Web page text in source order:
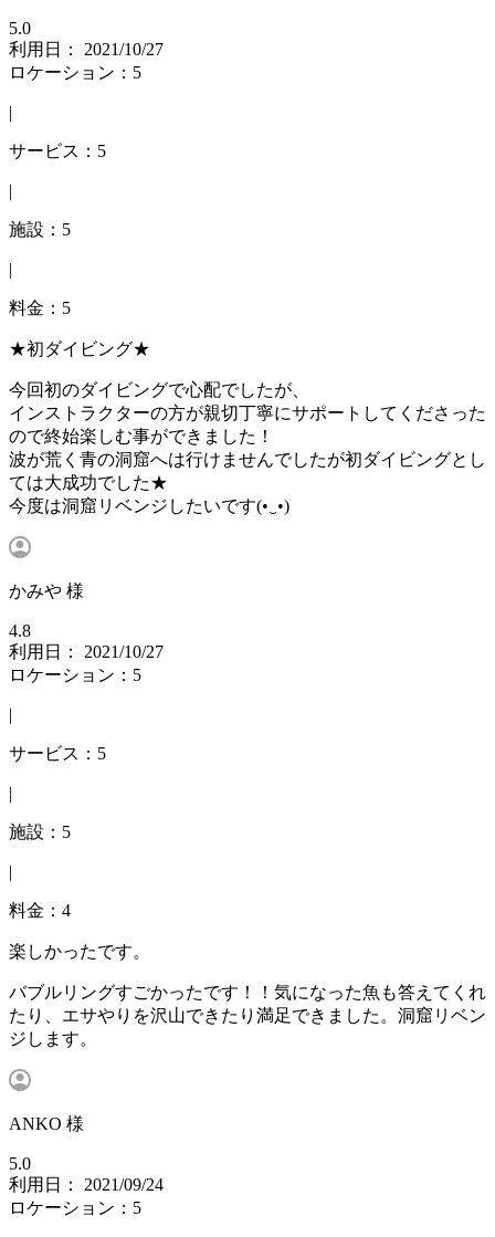
5.0
利用日： 2021/10/27
ロケーション：5
|
サービス：5
|
施設：5
|
料金：5
★初ダイビング★
今回初のダイビングで心配でしたが、
インストラクターの方が親切丁寧にサポートしてくださった
ので終始楽しむ事ができました！
波が荒く青の洞窟へは行けませんでしたが初ダイビングとし
ては大成功でした★
今度は洞窟リベンジしたいです(•‿•)
かみや 様
4.8
利用日： 2021/10/27
ロケーション：5
|
サービス：5
|
施設：5
|
料金：4
楽しかったです。
バブルリングすごかったです！！気になった魚も答えてくれ
たり、エサやりを沢山できたり満足できました。洞窟リベン
ジします。
ANKO 様
5.0
利用日： 2021/09/24
ロケーション：5